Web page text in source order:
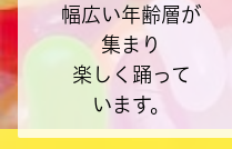
幅広い年齢層が
集まり
楽しく踊って
います。